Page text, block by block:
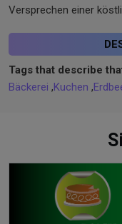
Versprechen einer
Tags that describe
Bäckerei ,Kuchen ,